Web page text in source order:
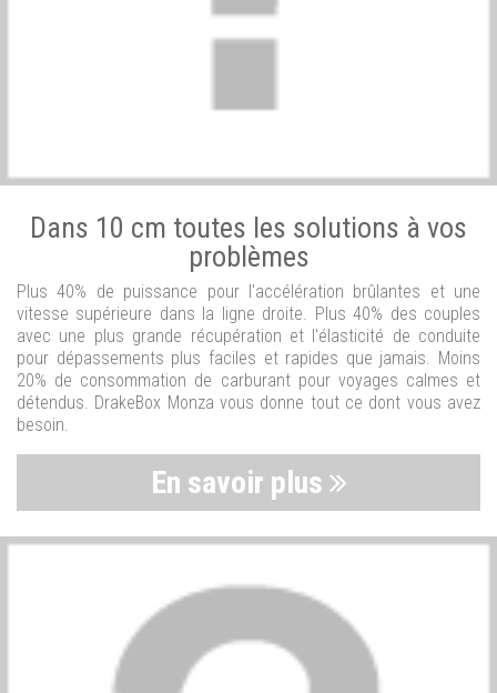
Dans 10 cm toutes les solutions à vos
problèmes
Plus 40% de puissance pour l'accélération brûlantes et une
vitesse supérieure dans la ligne droite. Plus 40% des couples
avec une plus grande récupération et l'élasticité de conduite
pour dépassements plus faciles et rapides que jamais. Moins
20% de consommation de carburant pour voyages calmes et
détendus. DrakeBox Monza vous donne tout ce dont vous avez
besoin.
En savoir plus